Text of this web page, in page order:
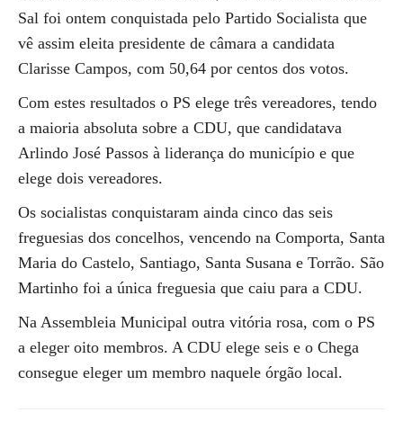
Sal foi ontem conquistada pelo Partido Socialista que
vê assim eleita presidente de câmara a candidata
Clarisse Campos, com 50,64 por centos dos votos.
Com estes resultados o PS elege três vereadores, tendo
a maioria absoluta sobre a CDU, que candidatava
Arlindo José Passos à liderança do município e que
elege dois vereadores.
Os socialistas conquistaram ainda cinco das seis
freguesias dos concelhos, vencendo na Comporta, Santa
Maria do Castelo, Santiago, Santa Susana e Torrão. São
Martinho foi a única freguesia que caiu para a CDU.
Na Assembleia Municipal outra vitória rosa, com o PS
a eleger oito membros. A CDU elege seis e o Chega
consegue eleger um membro naquele órgão local.